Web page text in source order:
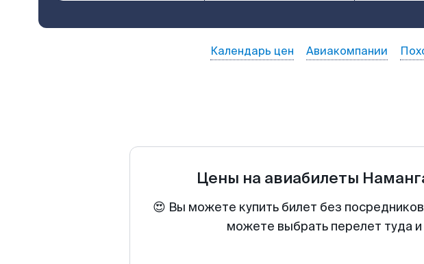
Календарь цен Авиакомпании
Цены на авиабилеты
😍 Вы можете купить билет без
можете выбрать перелет туда